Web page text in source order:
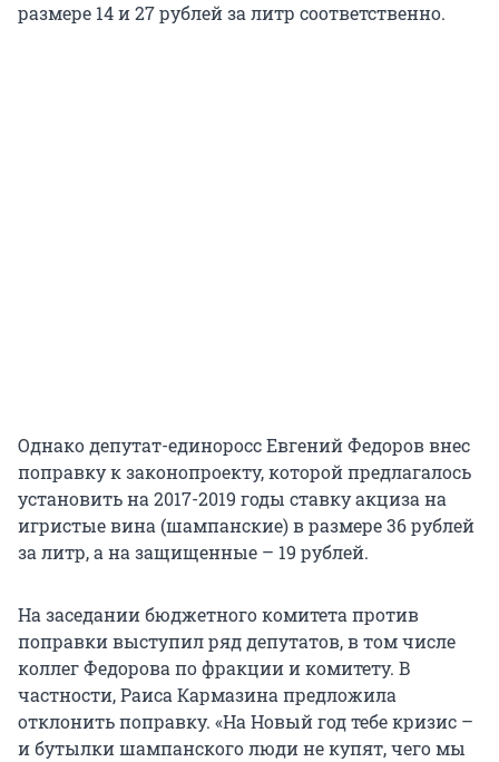
размере 14 и 27 рублей за литр соответственно.
Однако депутат-единоросс Евгений Федоров внес
поправку к законопроекту, которой предлагалось
установить на 2017-2019 годы ставку акциза на
игристые вина (шампанские) в размере 36 рублей
за литр, а на защищенные – 19 рублей.
На заседании бюджетного комитета против
поправки выступил ряд депутатов, в том числе
коллег Федорова по фракции и комитету. В
частности, Раиса Кармазина предложила
отклонить поправку. «На Новый год тебе кризис –
и бутылки шампанского люди не купят, чего мы